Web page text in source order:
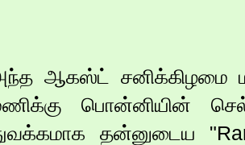
ஆகஸ்ட் சனிக்கிழமை
பொன்னியின்
தன்னுடைய